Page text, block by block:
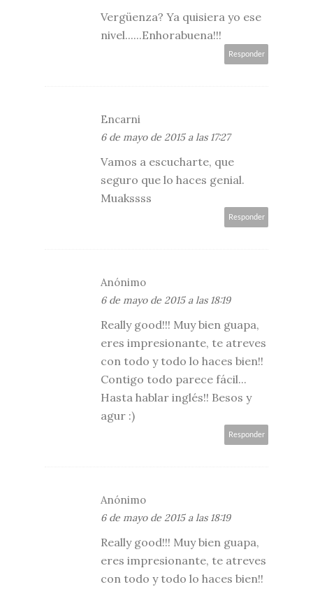
Vergüenza? Ya quisiera yo ese
nivel......Enhorabuena!!!
Responder
Encarni
6 de mayo de 2015 a las 17:27
Vamos a escucharte, que
seguro que lo haces genial.
Muakssss
Responder
Anónimo
6 de mayo de 2015 a las 18:19
Really good!!! Muy bien guapa,
eres impresionante, te atreves
con todo y todo lo haces bien!!
Contigo todo parece fácil...
Hasta hablar inglés!! Besos y
agur :)
Responder
Anónimo
6 de mayo de 2015 a las 18:19
Really good!!! Muy bien guapa,
eres impresionante, te atreves
con todo y todo lo haces bien!!